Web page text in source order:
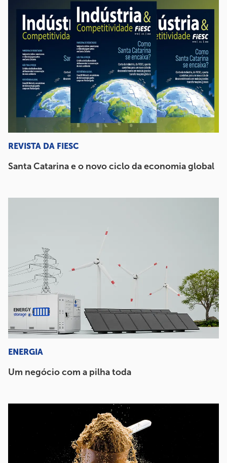
REVISTA DA FIESC
Santa Catarina e o novo ciclo da economia global
ENERGIA
Um negócio com a pilha toda